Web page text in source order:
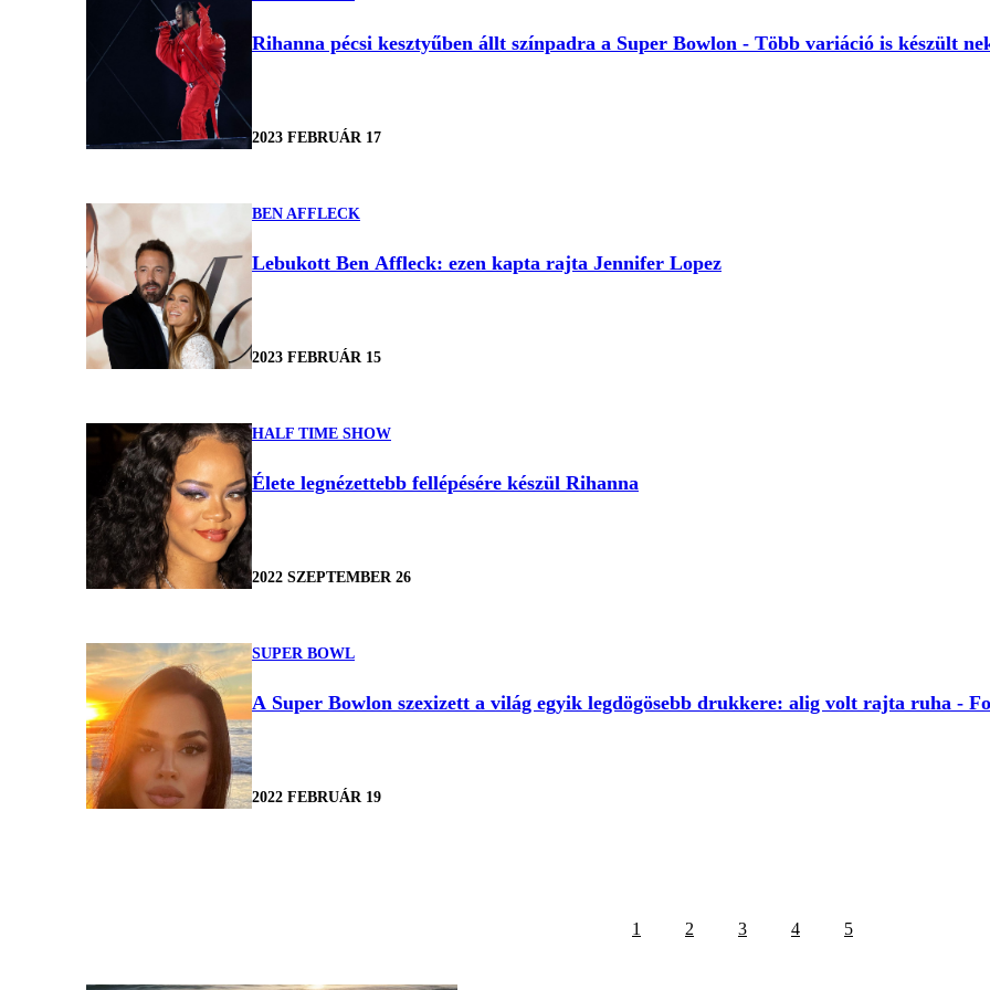
Rihanna pécsi kesztyűben állt színpadra a Super Bowlon - Több variáció is készült
2023 FEBRUÁR 17
BEN AFFLECK
Lebukott Ben Affleck: ezen kapta rajta Jennifer Lopez
2023 FEBRUÁR 15
HALF TIME SHOW
Élete legnézettebb fellépésére készül Rihanna
2022 SZEPTEMBER 26
SUPER BOWL
A Super Bowlon szexizett a világ egyik legdögösebb drukkere: alig volt rajta ruha -
2022 FEBRUÁR 19
1 2 3 4 5